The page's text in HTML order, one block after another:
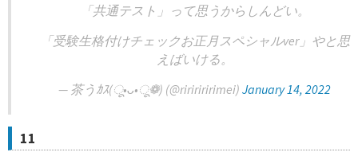
「共通テスト」って思うからしんどい。
「受験生格付けチェックお正月スペシャルver」やと思
えばいける。
— 茶うｶｽ(ू•ᴗ•ू❁) (@riririririmei) January 14, 2022
11